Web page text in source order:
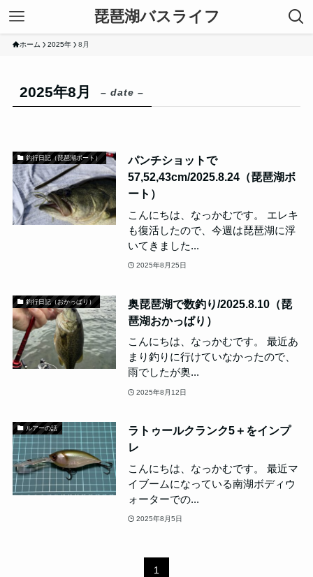
琵琶湖バスライフ
ホーム 2025年 8月
2025年8月 – date –
釣行日記（琵琶湖ボート）
パンチショットで
57,52,43cm/2025.8.24（琵琶湖ボ
ート）
こんにちは、なっかむです。 エレキ
も復活したので、今週は琵琶湖に浮
いてきました...
2025年8月25日
釣行日記（おかっぱり）
奥琵琶湖で数釣り/2025.8.10（琵
琶湖おかっぱり）
こんにちは、なっかむです。 最近あ
まり釣りに行けていなかったので、
雨でしたが奥...
2025年8月12日
ルアーの話
ラトゥールクランク5＋をインプ
レ
こんにちは、なっかむです。 最近マ
イブームになっている南湖ボディウ
ォーターでの...
2025年8月5日
1